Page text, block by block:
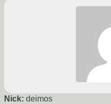
Nick: deimos